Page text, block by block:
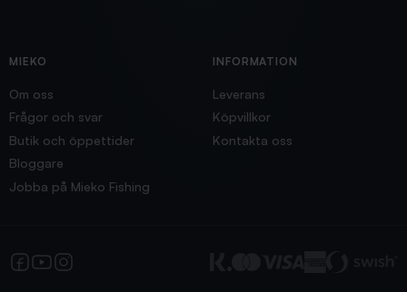
MIEKO
Om oss
Frågor och svar
Butik och öppettider
Bloggare
Jobba på Mieko Fishing
INFORMATION
Leverans
Köpvillkor
Kontakta oss
Facebook
YouTubeInstagram